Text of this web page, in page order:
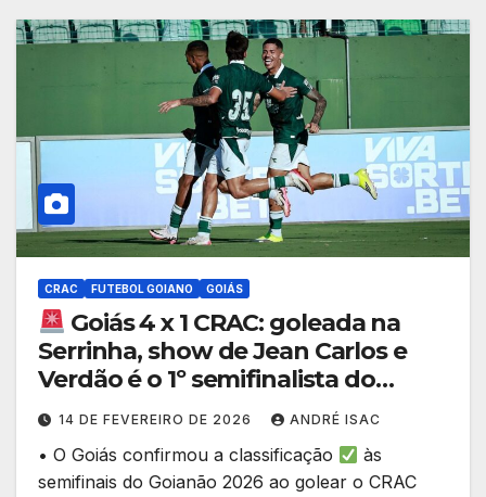
CRAC FUTEBOL GOIANO GOIÁS
Goiás 4 x 1 CRAC: goleada na
Serrinha, show de Jean Carlos e
Verdão é o 1º semifinalista do
Goianão 2026!
14 DE FEVEREIRO DE 2026 ANDRÉ ISAC
• O Goiás confirmou a classificação
às
semifinais do Goianão 2026 ao golear o CRAC